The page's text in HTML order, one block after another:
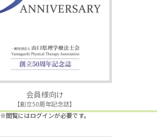
会員様向け
【創立50周年記念誌】
※閲覧にはログインが必要です。